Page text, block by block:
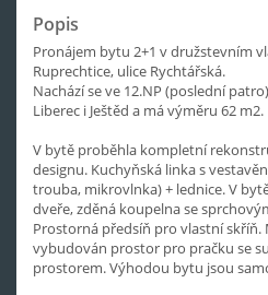
Popis
Pronájem bytu 2+1 v družstevním
Ruprechtice, ulice Rychtářská.
Nachází se ve 12.NP (poslední
Liberec i Ještěd a má výměru 62 m2.
V bytě proběhla kompletní
designu. Kuchyňská linka s
trouba, mikrovlnka) + lednice. V
dveře, zděná koupelna se
Prostorná předsíň pro vlastní skříň.
vybudován prostor pro pračku se
prostorem. Výhodou bytu jsou